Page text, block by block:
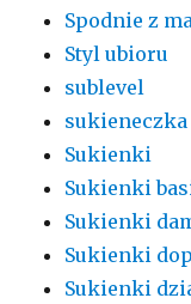
Spodnie z
Styl ubioru
sublevel
sukieneczka
Sukienki
Sukienki
Sukienki
Sukienki
Sukienki